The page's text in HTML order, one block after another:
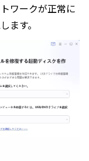
ワークが正常に
ます。